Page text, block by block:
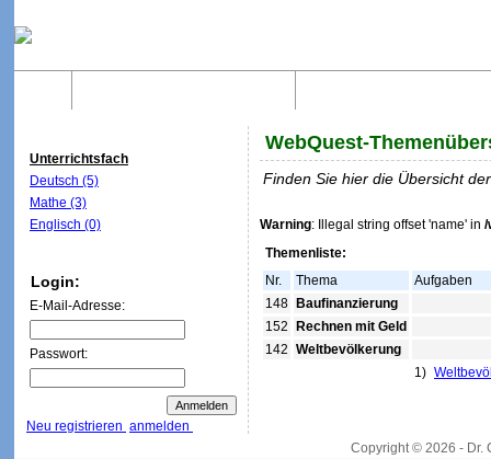
Unterrichtsfach
Deutsch (5)
Mathe (3)
Englisch (0)
Login:
E-Mail-Adresse:
Passwort:
Neu registrieren anmelden
WebQuest-
Finden Sie hier die Übersicht
Warning: Illegal string offset 'name' in /
Themenliste:
Nr.
Thema
Aufgaben
148
Baufinanzierung
152
Rechnen mit Geld
142 Weltbevölkerung
1)
Copyright © 2026 - Dr.